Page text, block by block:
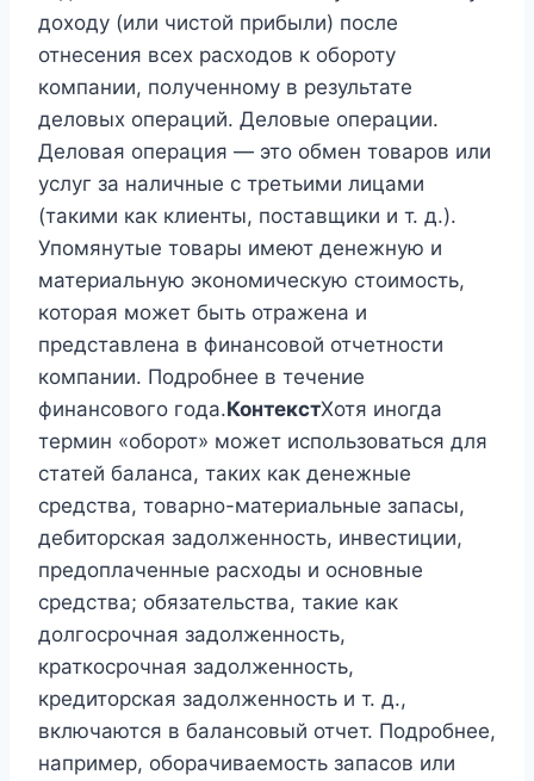
доходу (или чистой прибыли) после
отнесения всех расходов к обороту
компании, полученному в результате
деловых операций. Деловые операции.
Деловая операция — это обмен товаров или
услуг за наличные с третьими лицами
(такими как клиенты, поставщики и т. д.).
Упомянутые товары имеют денежную и
материальную экономическую стоимость,
которая может быть отражена и
представлена ​​в финансовой отчетности
компании. Подробнее в течение
финансового года.КонтекстХотя иногда
термин «оборот» может использоваться для
статей баланса, таких как денежные
средства, товарно-материальные запасы,
дебиторская задолженность, инвестиции,
предоплаченные расходы и основные
средства; обязательства, такие как
долгосрочная задолженность,
краткосрочная задолженность,
кредиторская задолженность и т. д.,
включаются в балансовый отчет. Подробнее,
например, оборачиваемость запасов или